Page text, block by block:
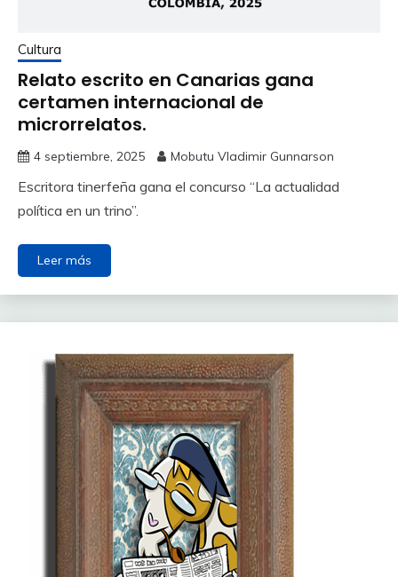
Cultura
Relato escrito en Canarias gana
certamen internacional de
microrrelatos.
4 septiembre, 2025 Mobutu Vladimir Gunnarson
Escritora tinerfeña gana el concurso “La actualidad
política en un trino”.
Leer más